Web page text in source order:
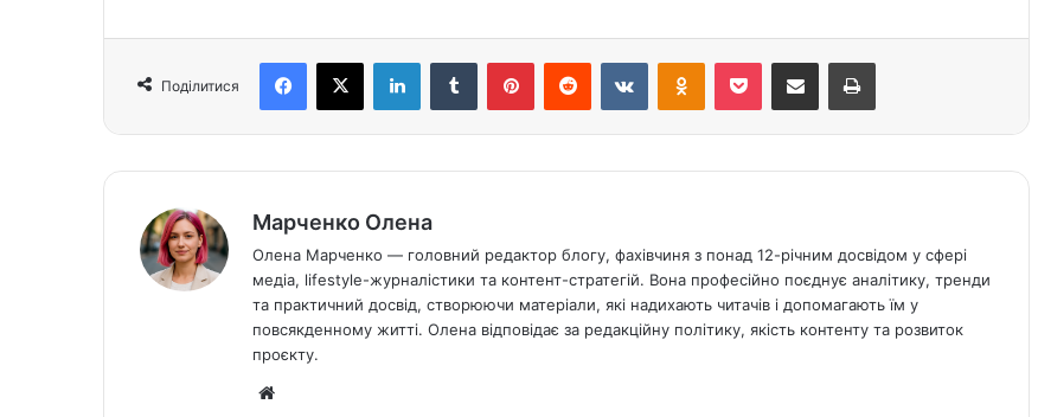
Поділитися
Поділіться електронною поштою
Марченко Олена
Олена Марченко — головний редактор блогу, фахівчиня з понад 12-річним досвідом у сфері
медіа, lifestyle-журналістики та контент-стратегій. Вона професійно поєднує аналітику, тренди
та практичний досвід, створюючи матеріали, які надихають читачів і допомагають їм у
повсякденному житті. Олена відповідає за редакційну політику, якість контенту та розвиток
проєкту.